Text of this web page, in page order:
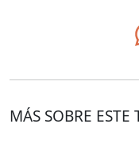
MÁS SOBRE ESTE